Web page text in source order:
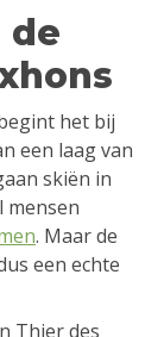
de
het bij
een laag van
skiën in
mensen
. Maar de
een echte
Thier des